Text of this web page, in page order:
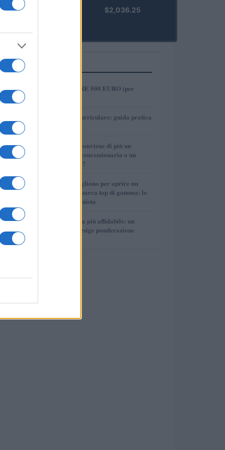
PRIME)
$2,036.25
PIÙ LETTI
1
COME INVESTIRE 500 EURO (per
2
Tirocinio extra-curriculare: guida pratica
3
Per le auto usate conviene di più un
finanziamento in concessionaria o un
prestito personale?
4
Quanti soldi ci vogliono per aprire un
autosalone multimarca top di gamma: lo
spiega il professionista
5
La macchina usata più affidabile: un
investimento che esige ponderazione